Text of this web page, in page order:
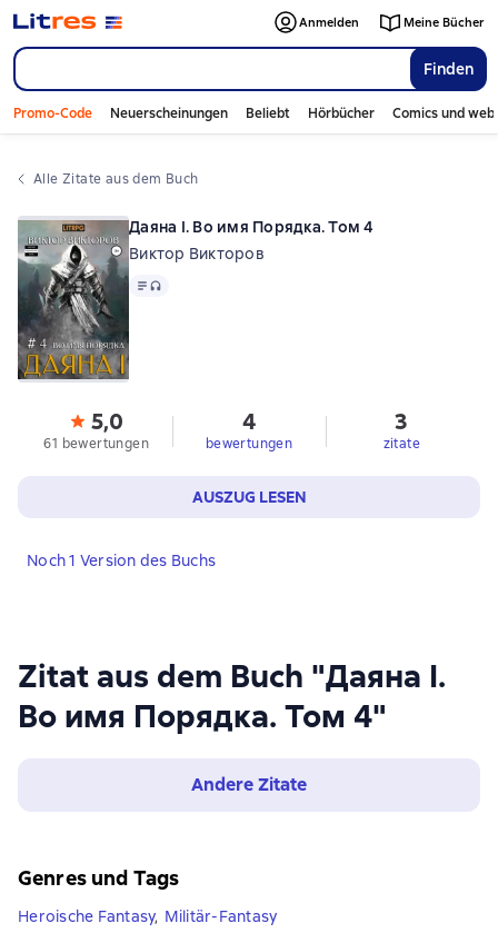
Finden
Anmelden Meine Bücher
Promo-Code Neuerscheinungen Beliebt Hörbücher Comics und
Alle Zitate aus dem Buch
Zitat aus dem Buch "Даяна I.
Во имя Порядка. Том 4"
Andere Zitate
Даяна I. Во имя Порядка. Том 4
Виктор Викторов
Text, Audioformat verfügbar
5,0
61 bewertungen
4
bewertungen
3
zitate
AUSZUG LESEN
Noch 1 Version des Buchs
Genres und Tags
Heroische Fantasy, Militär-Fantasy